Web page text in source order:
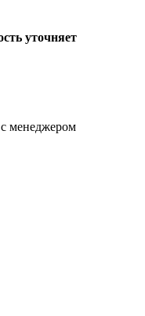
уточняет
менеджером